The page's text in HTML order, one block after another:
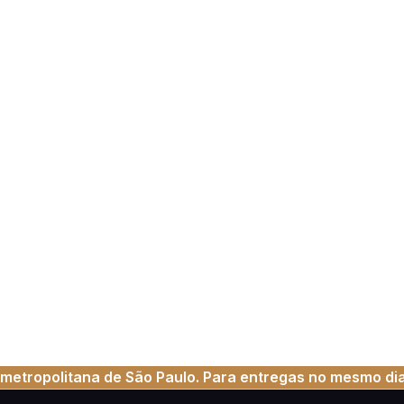
de São Paulo. Para entregas no mesmo